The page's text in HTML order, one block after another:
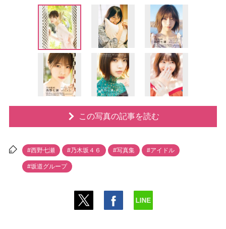
この写真の記事を読む
#西野七瀬 #乃木坂４６ #写真集 #アイドル
#坂道グループ